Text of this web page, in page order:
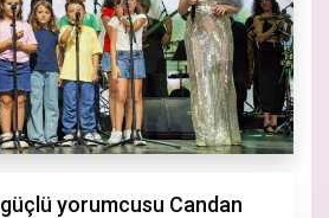
yorumcusu Candan